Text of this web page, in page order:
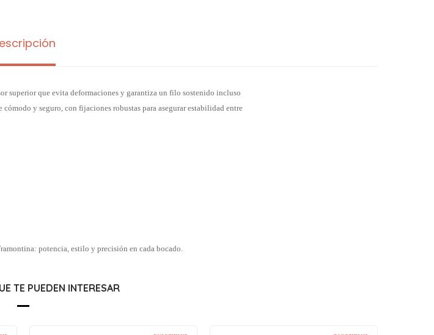
superior que evita deformaciones y garantiza un filo sostenido incluso
y seguro, con fijaciones robustas para asegurar estabilidad entre
potencia, estilo y precisión en cada bocado.
TE PUEDEN INTERESAR